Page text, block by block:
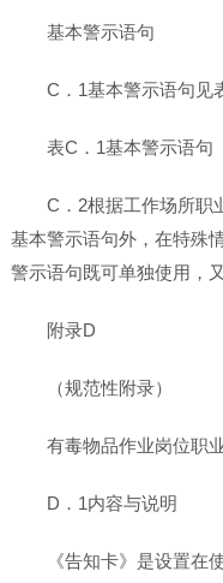
基本警示语句
C．1基本警示语句见
表C．1基本警示语句
C．2根据工作场所职
基本警示语句外，在特殊
警示语句既可单独使用，
附录D
（规范性附录）
有毒物品作业岗位职
D．1内容与说明
《告知卡》是设置在